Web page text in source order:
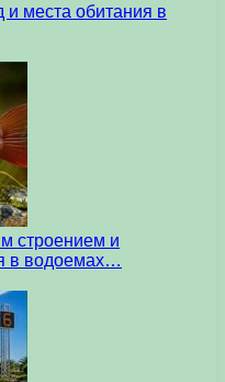
места обитания в
строением и
в водоемах…